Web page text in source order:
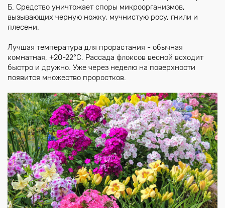
Б. Средство уничтожает споры микроорганизмов,
вызывающих черную ножку, мучнистую росу, гнили и
плесени.
Лучшая температура для прорастания - обычная
комнатная, +20-22°C. Рассада флоксов весной всходит
быстро и дружно. Уже через неделю на поверхности
появится множество проростков.